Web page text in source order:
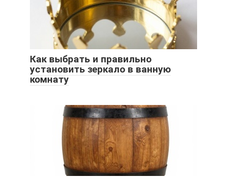
Как выбрать и правильно
установить зеркало в ванную
комнату